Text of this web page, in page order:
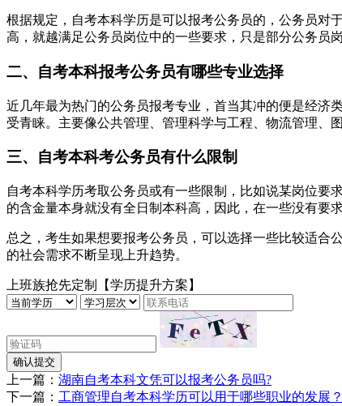
根据规定，自考本科学历是可以报考公务员的，公务员对
高，就越满足公务员岗位中的一些要求，只是部分公务员
二、自考本科报考公务员有哪些专业选择
近几年最为热门的公务员报考专业，首当其冲的便是经济
受青睐。主要像公共管理、管理科学与工程、物流管理、
三、自考本科考公务员有什么限制
自考本科学历考取公务员或有一些限制，比如说某岗位要
的含金量本身就没有全日制本科高，因此，在一些没有要
总之，考生如果想要报考公务员，可以选择一些比较适合
的社会需求不断呈现上升趋势。
上班族抢先定制【学历提升方案】
确认提交
上一篇： 湖南自考本科文凭可以报考公务员吗?
下一篇： 工商管理自考本科学历可以用于哪些职业的发展？